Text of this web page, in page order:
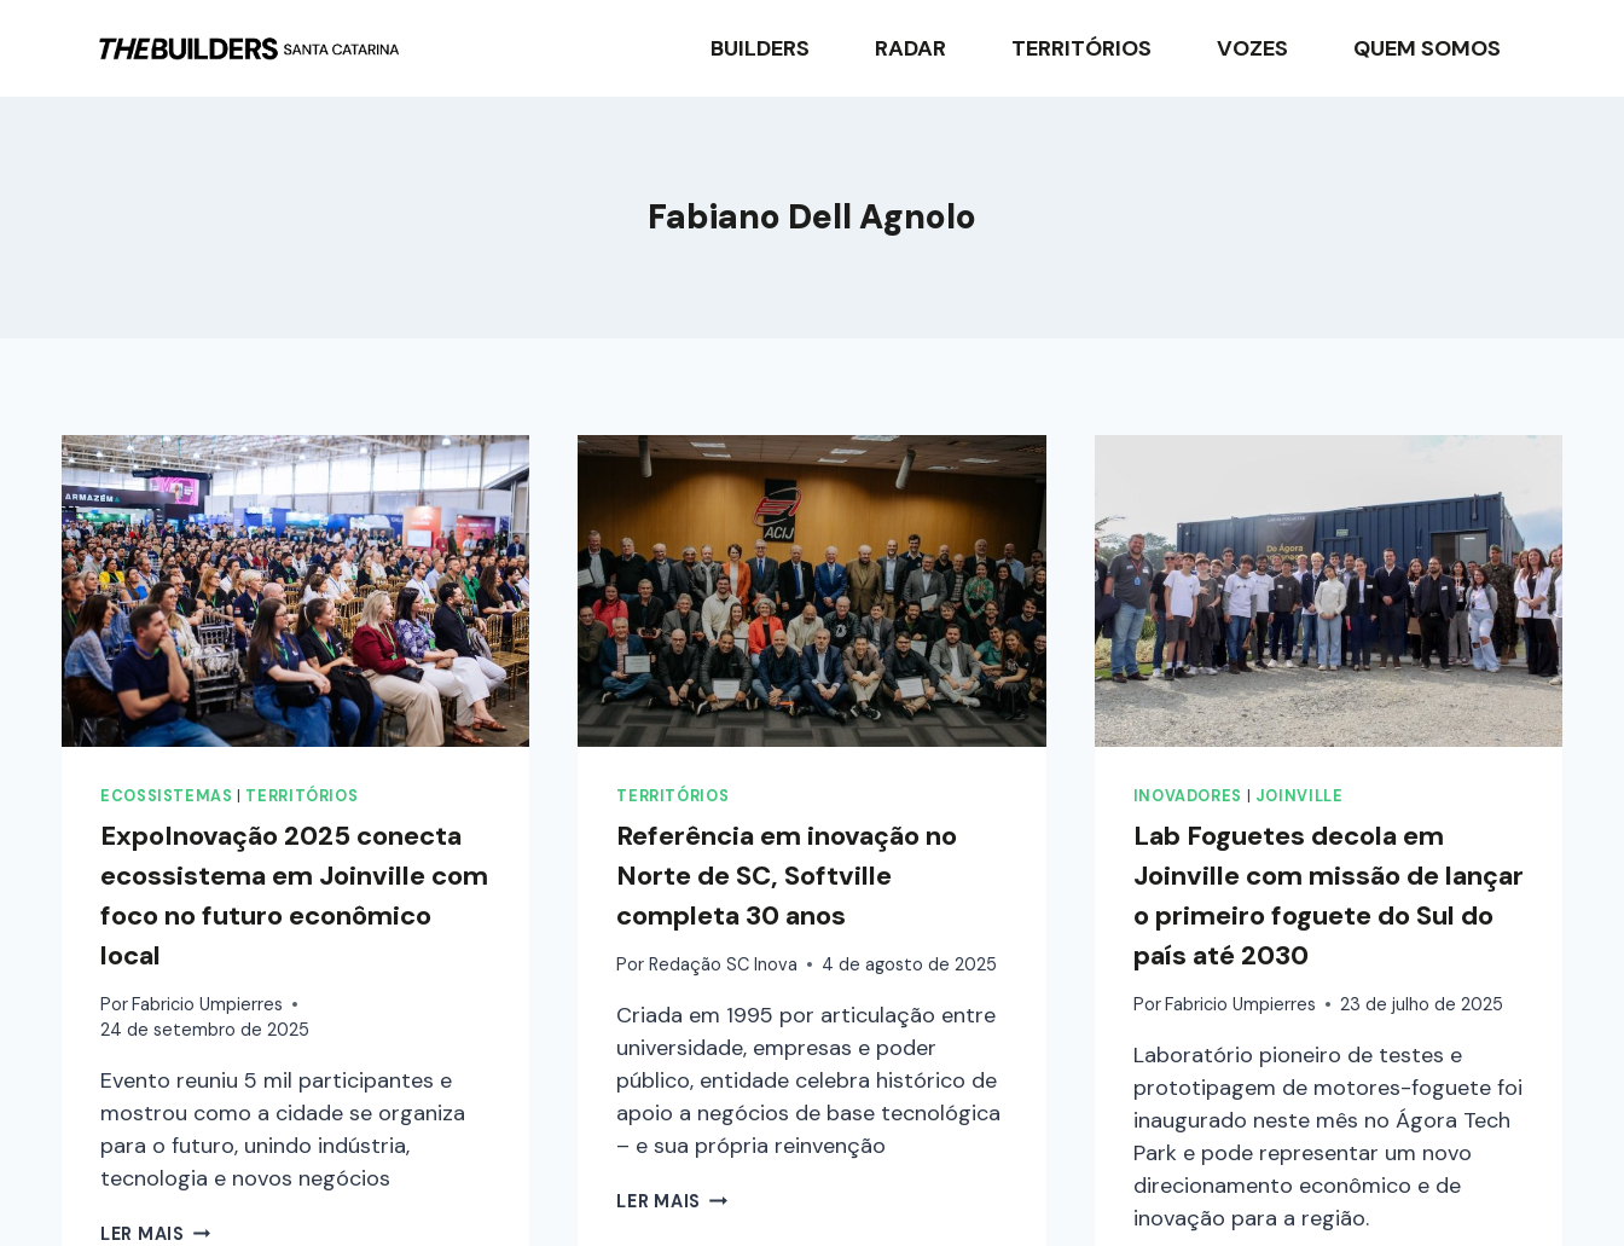
BUILDERS RADAR TERRITÓRIOS VOZES QUEM SOMOS
Fabiano Dell Agnolo
ECOSSISTEMAS TERRITÓRIOS
ExpoInovação 2025 conecta
ecossistema em Joinville com
foco no futuro econômico
local
PorFabricio Umpierres
24 de setembro de 2025
Evento reuniu 5 mil participantes e
mostrou como a cidade se organiza
para o futuro, unindo indústria,
tecnologia e novos negócios
LER MAIS
TERRITÓRIOS
Referência em inovação no
Norte de SC, Softville
completa 30 anos
Por Redação SC Inova 4 de agosto de 2025
Criada em 1995 por articulação entre
universidade, empresas e poder
público, entidade celebra histórico de
apoio a negócios de base tecnológica
– e sua própria reinvenção
LER MAIS
INOVADORES JOINVILLE
Lab Foguetes decola em
Joinville com missão de lançar
o primeiro foguete do Sul do
país até 2030
PorFabricio Umpierres 23 de julho de 2025
Laboratório pioneiro de testes e
prototipagem de motores-foguete foi
inaugurado neste mês no Ágora Tech
Park e pode representar um novo
direcionamento econômico e de
inovação para a região.